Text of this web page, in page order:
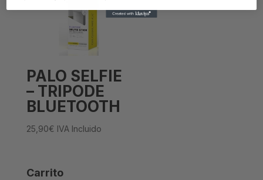
PALO SELFIE
– TRIPODE
BLUETOOTH
25,90€ IVA Incluido
Carrito